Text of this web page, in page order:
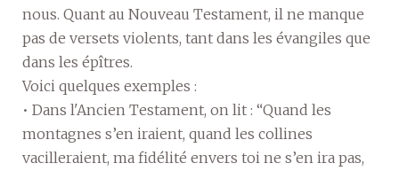
nous. Quant au Nouveau Testament, il ne manque
pas de versets violents, tant dans les évangiles que
dans les épîtres.
Voici quelques exemples :
• Dans l'Ancien Testament, on lit : “Quand les
montagnes s’en iraient, quand les collines
vacilleraient, ma fidélité envers toi ne s’en ira pas,